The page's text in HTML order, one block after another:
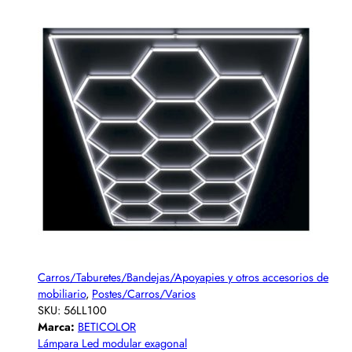
Carros/Taburetes/Bandejas/Apoyapies y otros accesorios de
mobiliario, Postes/Carros/Varios
SKU: 56LL100
Marca: BETICOLOR
Lámpara Led modular exagonal